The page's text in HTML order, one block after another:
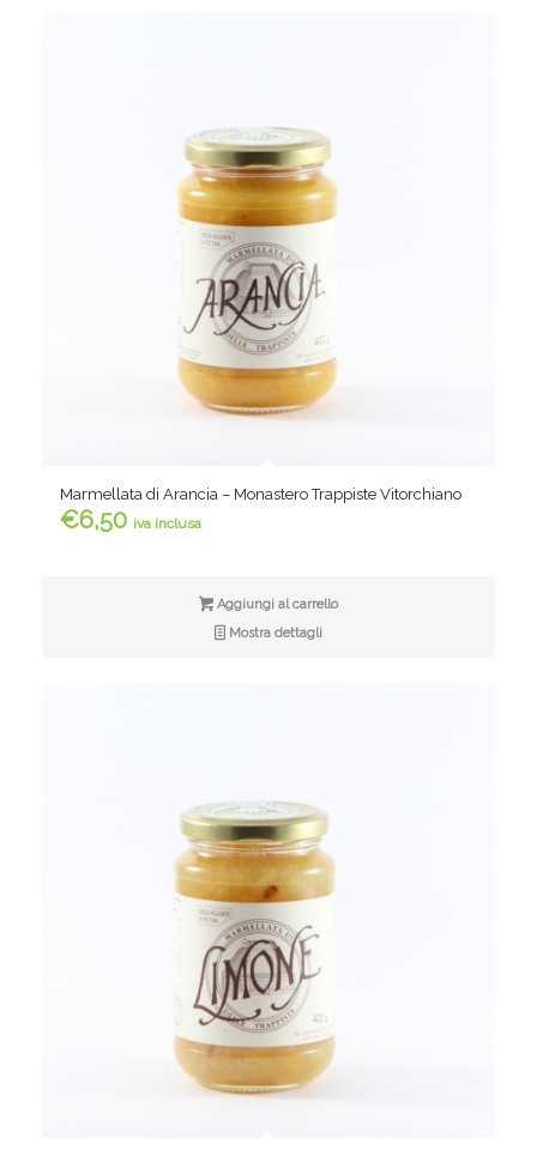
Marmellata di Arancia – Monastero Trappiste Vitorchiano
€6,50 iva inclusa
Aggiungi al carrello
Mostra dettagli